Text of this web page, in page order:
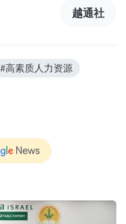
越通社
#高素质人力资源